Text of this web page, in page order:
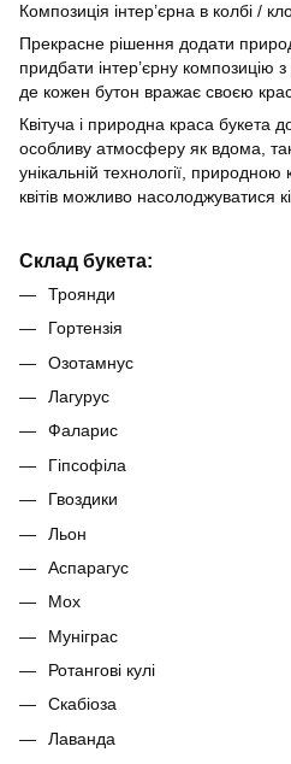
Композиція інтер’єрна в колбі /
Прекрасне рішення додати
придбати інтер’єрну композицію
де кожен бутон вражає своєю
Квітуча і природна краса букета
особливу атмосферу як вдома,
унікальній технології,
квітів можливо насолоджуватися
Склад букета:
Троянди
Гортензія
Озотамнус
Лагурус
Фаларис
Гіпсофіла
Гвоздики
Льон
Аспарагус
Мох
Муніграс
Ротангові кулі
Скабіоза
Лаванда